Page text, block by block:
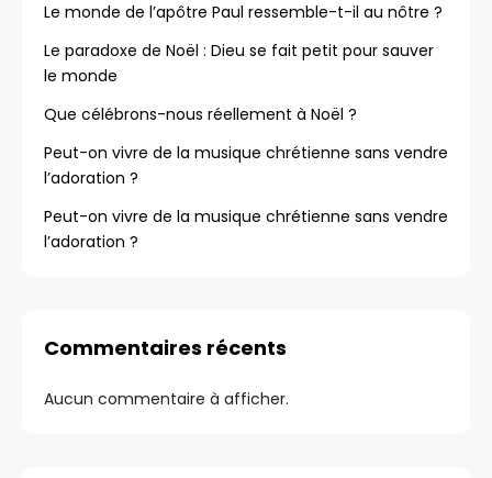
Le monde de l’apôtre Paul ressemble-t-il au nôtre ?
Le paradoxe de Noël : Dieu se fait petit pour sauver
le monde
Que célébrons-nous réellement à Noël ?
Peut-on vivre de la musique chrétienne sans vendre
l’adoration ?
Peut-on vivre de la musique chrétienne sans vendre
l’adoration ?
Commentaires récents
Aucun commentaire à afficher.